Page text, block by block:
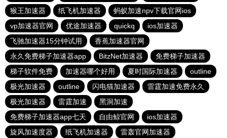
猴王加速器
纸飞机加速器
蚂蚁加速npv下载官网ios
vp加速器官网
优途加速器 quickq
ios加速器
飞驰加速器15分钟试用
香蕉加速器官网
永久免费梯子加速器app
BitzNet加速器
免费梯子加速器
梯子软件免费
加速器哪个好用 夏时国际加速器
outline
极光加速器
outline 闪电猫加速器
雷霆加速免费永久
极光加速器
雷霆加速
黑洞加速
免费梯子加速器app七天
自由鲸官网
ios加速器
旋风加速度器
纸飞机加速器 雷轰官网加速器